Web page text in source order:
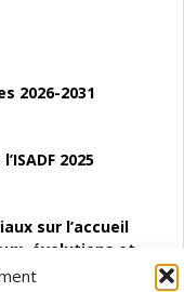
2026-2031
2025
sur l’accueil
évolutions et